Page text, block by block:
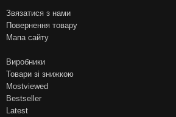
Звязатися з нами
Повернення товару
Мапа сайту
Виробники
Товари зі знижкою
Mostviewed
Bestseller
Latest